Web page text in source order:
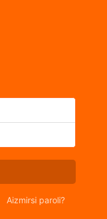
Aizmirsi paroli?